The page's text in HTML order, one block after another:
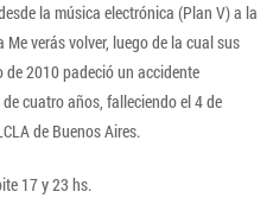
la música electrónica (Plan V) a la
verás volver, luego de la cual sus
2010 padeció un accidente
cuatro años, falleciendo el 4 de
de Buenos Aires.
17 y 23 hs.